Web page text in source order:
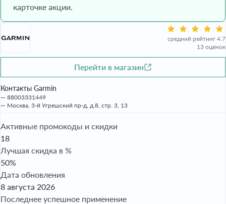
карточке акции.
средний рейтинг 4.7
13 оценок
Перейти в магазин
Контакты Garmin
88003331449
Москва, 3-й Угрешский пр-д, д.8, стр. 3, 13
Активные промокоды и скидки
18
Лучшая скидка в %
50%
Дата обновления
8 августа 2026
Последнее успешное применение